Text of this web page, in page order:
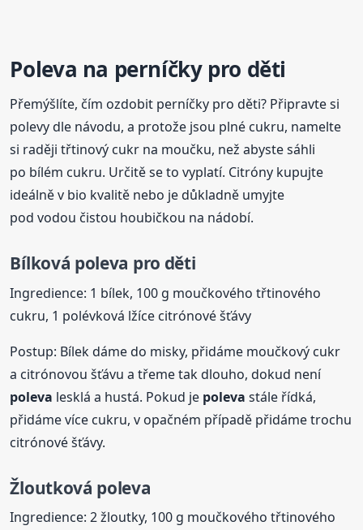
Poleva na perníčky pro děti
Přemýšlíte, čím ozdobit perníčky pro děti? Připravte si
polevy dle návodu, a protože jsou plné cukru, namelte
si raději třtinový cukr na moučku, než abyste sáhli
po bílém cukru. Určitě se to vyplatí. Citróny kupujte
ideálně v bio kvalitě nebo je důkladně umyjte
pod vodou čistou houbičkou na nádobí.
Bílková poleva pro děti
Ingredience: 1 bílek, 100 g moučkového třtinového
cukru, 1 polévková lžíce citrónové šťávy
Postup: Bílek dáme do misky, přidáme moučkový cukr
a citrónovou šťávu a třeme tak dlouho, dokud není
poleva lesklá a hustá. Pokud je poleva stále řídká,
přidáme více cukru, v opačném případě přidáme trochu
citrónové šťávy.
Žloutková poleva
Ingredience: 2 žloutky, 100 g moučkového třtinového